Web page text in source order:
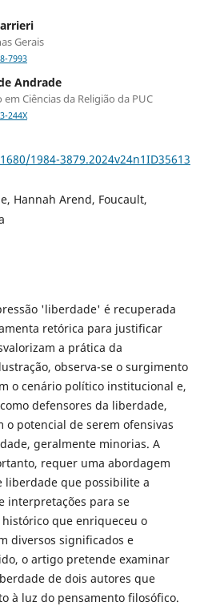
Gerais
7993
Andrade
Ciências da Religião da PUC
244X
1984-3879.2024v24n1ID35613
Hannah Arend, Foucault,
'liberdade' é recuperada
retórica para justificar
a prática da
observa-se o surgimento
o cenário político institucional e,
defensores da liberdade,
o potencial de serem ofensivas
geralmente minorias. A
requer uma abordagem
liberdade que possibilite a
interpretações para se
que enriqueceu o
diversos significados e
o artigo pretende examinar
de dois autores que
à luz do pensamento filosófico.